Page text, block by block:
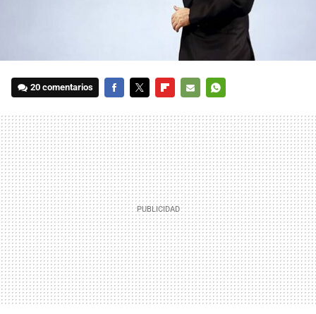
20 comentarios
MAIL